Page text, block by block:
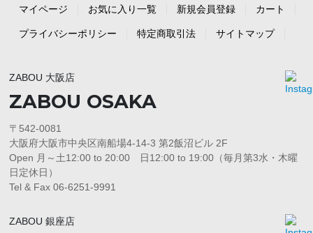
マイページ お気に入り一覧 新規会員登録 カート
プライバシーポリシー 特定商取引法 サイトマップ
ZABOU 大阪店
ZABOU OSAKA
〒542-0081
大阪府大阪市中央区南船場4-14-3 第2飯沼ビル 2F
Open 月～土12:00 to 20:00 日12:00 to 19:00（毎月第3水・木曜
日定休日）
Tel & Fax 06-6251-9991
ZABOU 銀座店